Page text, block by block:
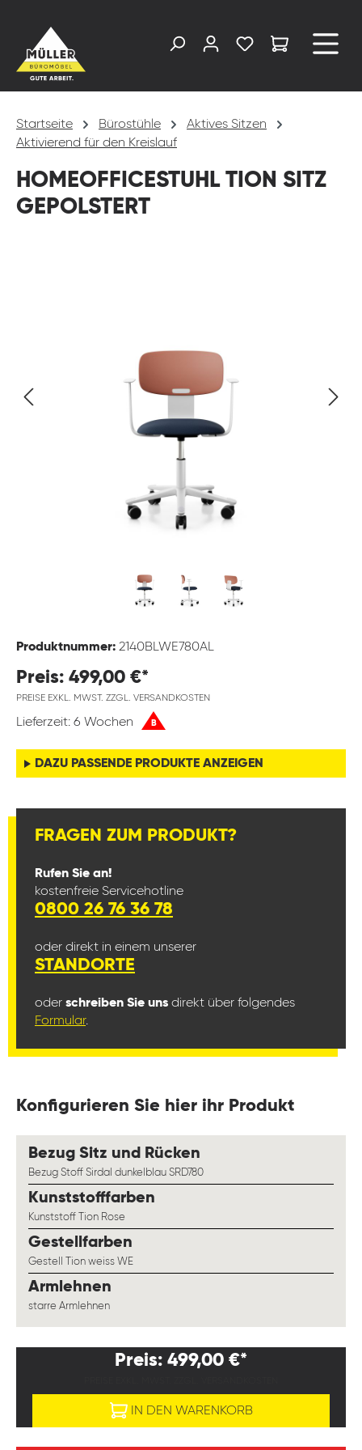
Startseite Bürostühle
Aktives Sitzen
Aktivierend für den Kreislauf
HOMEOFFICESTUHL TION SITZ
GEPOLSTERT
Produktnummer: 2140BLWE780AL
Preis: 499,00 €*
PREISE EXKL. MWST. ZZGL. VERSANDKOSTEN
Lieferzeit: 6 Wochen B
DAZU PASSENDE PRODUKTE ANZEIGEN
FRAGEN ZUM PRODUKT?
Rufen Sie an!
kostenfreie Servicehotline
0800 26 76 36 78
oder direkt in einem unserer
STANDORTE
oder schreiben Sie uns direkt über folgendes
Formular.
Konfigurieren Sie hier ihr Produkt
Bezug Sitz und Rücken
Bezug Stoff Sirdal dunkelblau SRD780
Kunststofffarben
Kunststoff Tion Rose
Gestellfarben
Gestell Tion weiss WE
Armlehnen
starre Armlehnen
Preis: 499,00 €*
IN DEN WARENKORB